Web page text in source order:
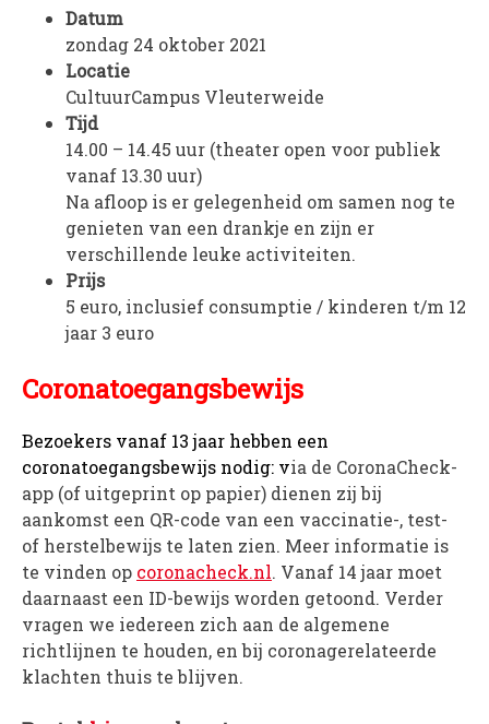
Datum
zondag 24 oktober 2021
Locatie
CultuurCampus Vleuterweide
Tijd
14.00 – 14.45 uur (theater open voor publiek
vanaf 13.30 uur)
Na afloop is er gelegenheid om samen nog te
genieten van een drankje en zijn er
verschillende leuke activiteiten.
Prijs
5 euro, inclusief consumptie / kinderen t/m 12
jaar 3 euro
Coronatoegangsbewijs
Bezoekers vanaf 13 jaar hebben een
coronatoegangsbewijs nodig: via de CoronaCheck-
app (of uitgeprint op papier) dienen zij bij
aankomst een QR-code van een vaccinatie-, test-
of herstelbewijs te laten zien. Meer informatie is
te vinden op coronacheck.nl. Vanaf 14 jaar moet
daarnaast een ID-bewijs worden getoond. Verder
vragen we iedereen zich aan de algemene
richtlijnen te houden, en bij coronagerelateerde
klachten thuis te blijven.